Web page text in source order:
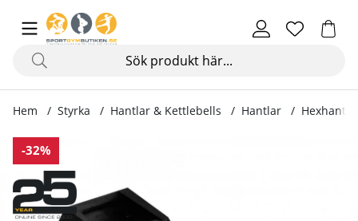
Hem Styrka Hantlar & Kettlebells Hantlar
-32%
Produktbilder Hexhantel gummi, 2 - 60 kg